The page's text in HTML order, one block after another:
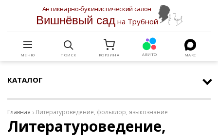
Антикварно-букинистический салон
Вишнёвый садна Трубной
МЕНЮ ПОИСК КОРЗИНА АВИТО МАКС
КАТАЛОГ
Главная Литературоведение, фольклор, языкознание
Литературоведение,